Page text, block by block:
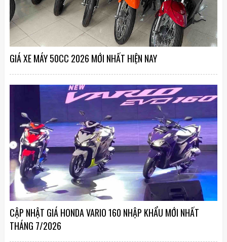
GIÁ XE MÁY 50CC 2026 MỚI NHẤT HIỆN NAY
CẬP NHẬT GIÁ HONDA VARIO 160 NHẬP KHẨU MỚI NHẤT
THÁNG 7/2026